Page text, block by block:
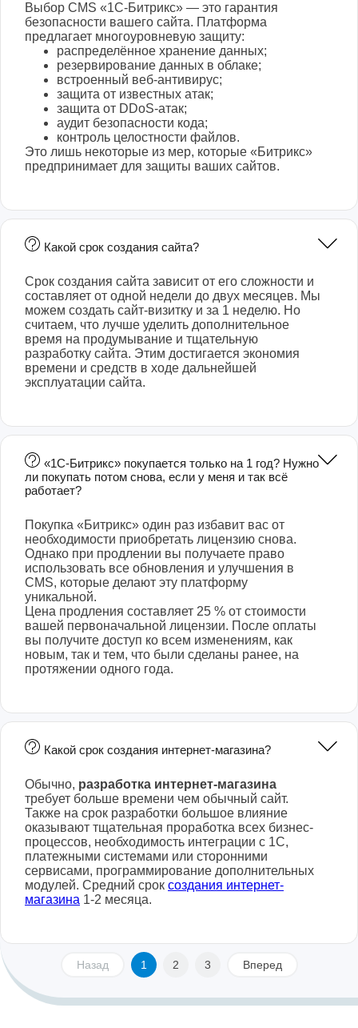
Выбор CMS «1С-Битрикс» — это гарантия
безопасности вашего сайта. Платформа
предлагает многоуровневую защиту:
распределённое хранение данных;
резервирование данных в облаке;
встроенный веб-антивирус;
защита от известных атак;
защита от DDoS-атак;
аудит безопасности кода;
контроль целостности файлов.
Это лишь некоторые из мер, которые «Битрикс»
предпринимает для защиты ваших сайтов.
Какой срок создания сайта?
Срок создания сайта зависит от его сложности и
составляет от одной недели до двух месяцев. Мы
можем создать сайт-визитку и за 1 неделю. Но
считаем, что лучше уделить дополнительное
время на продумывание и тщательную
разработку сайта. Этим достигается экономия
времени и средств в ходе дальнейшей
эксплуатации сайта.
«1С-Битрикс» покупается только на 1 год? Нужно
ли покупать потом снова, если у меня и так всё
работает?
Покупка «Битрикс» один раз избавит вас от
необходимости приобретать лицензию снова.
Однако при продлении вы получаете право
использовать все обновления и улучшения в
CMS, которые делают эту платформу
уникальной.
Цена продления составляет 25 % от стоимости
вашей первоначальной лицензии. После оплаты
вы получите доступ ко всем изменениям, как
новым, так и тем, что были сделаны ранее, на
протяжении одного года.
Какой срок создания интернет-магазина?
Обычно, разработка интернет-магазина
требует больше времени чем обычный сайт.
Также на срок разработки большое влияние
оказывают тщательная проработка всех бизнес-
процессов, необходимость интеграции с 1С,
платежными системами или сторонними
сервисами, программирование дополнительных
модулей. Средний срок создания интернет-
магазина 1-2 месяца.
Назад 1 2 3 Вперед